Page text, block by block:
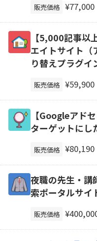
販売価格 ¥77,000
【5,000記事以
エイトサイト（
り替えプラグイ
販売価格 ¥59,900
【Googleアド
ターゲットにし
販売価格 ¥80,190
夜職の先生・講
索ポータルサイ
販売価格